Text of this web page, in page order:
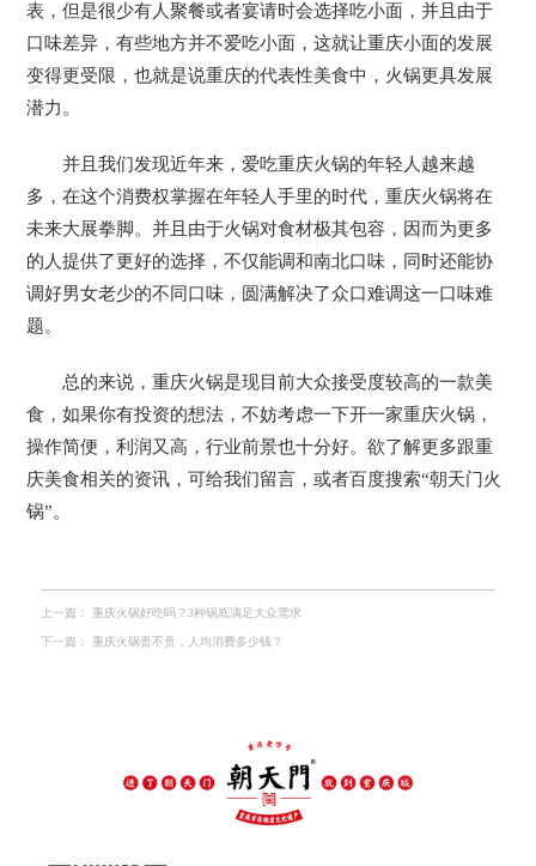
表，但是很少有人聚餐或者宴请时会选择吃小面，并且由于
口味差异，有些地方并不爱吃小面，这就让重庆小面的发展
变得更受限，也就是说重庆的代表性美食中，火锅更具发展
潜力。
并且我们发现近年来，爱吃重庆火锅的年轻人越来越
多，在这个消费权掌握在年轻人手里的时代，重庆火锅将在
未来大展拳脚。并且由于火锅对食材极其包容，因而为更多
的人提供了更好的选择，不仅能调和南北口味，同时还能协
调好男女老少的不同口味，圆满解决了众口难调这一口味难
题。
总的来说，重庆火锅是现目前大众接受度较高的一款美
食，如果你有投资的想法，不妨考虑一下开一家重庆火锅，
操作简便，利润又高，行业前景也十分好。欲了解更多跟重
庆美食相关的资讯，可给我们留言，或者百度搜索“朝天门火
锅”。
上一篇： 重庆火锅好吃吗？3种锅底满足大众需求
下一篇： 重庆火锅贵不贵，人均消费多少钱？